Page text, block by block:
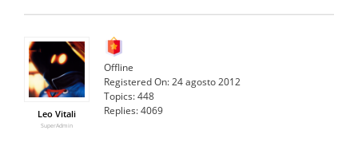
Leo Vitali
SuperAdmin
Offline
Registered On:24 agosto 2012
Topics:448
Replies:4069